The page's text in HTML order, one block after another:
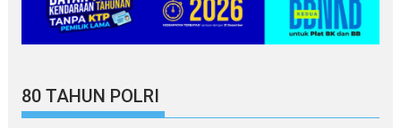
80 TAHUN POLRI